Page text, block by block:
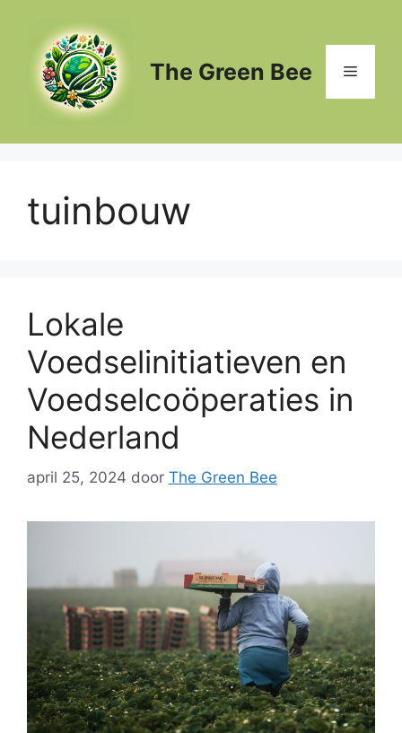
inhoud
The Green Bee Menu
tuinbouw
Lokale
Voedselinitiatieven en
Voedselcoöperaties in
Nederland
april 25, 2024 door The Green Bee